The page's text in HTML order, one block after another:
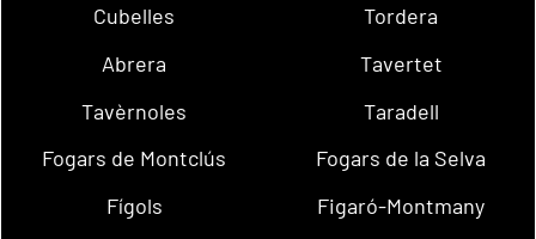
Cubelles
Tordera
Abrera
Tavertet
Tavèrnoles
Taradell
Fogars de Montclús
Fogars de la Selva
Fígols
Figaró-Montmany